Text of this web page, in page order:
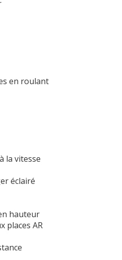
en roulant
la vitesse
éclairé
hauteur
places AR